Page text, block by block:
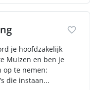
je hoofdzakelijk
Muizen en ben je
op te nemen:
die instaan...